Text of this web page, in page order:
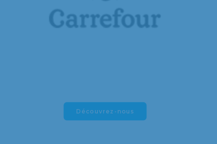
Découvrez-nous